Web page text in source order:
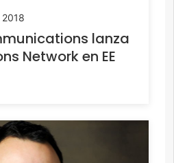
lanza
Network en EE